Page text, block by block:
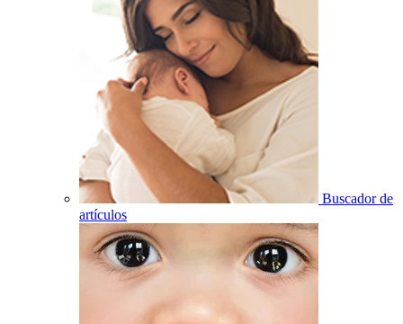
Buscador de
artículos